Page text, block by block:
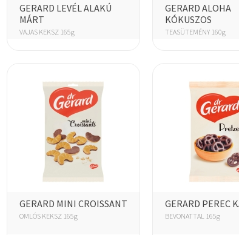
GERARD LEVÉL ALAKÚ
MÁRT
VAJAS KEKSZ 165g
GERARD ALOHA
KÓKUSZOS
TEASÜTEMÉNY 160g
GERARD MINI CROISSANT
OMLÓS KEKSZ 165g
GERARD PEREC
BEVONATTAL 165g